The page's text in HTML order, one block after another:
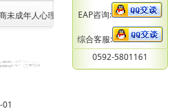
成年人心理健康家校社医协同新路径2.中心动
EAP咨询:
综合客服:
0592-5801161